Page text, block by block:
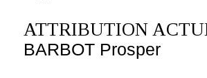
ATTRIBUTION
BARBOT Prosper